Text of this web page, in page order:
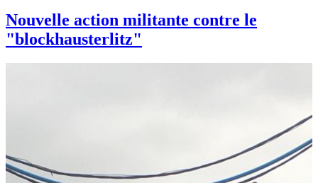
Nouvelle action militante contre le
"blockhausterlitz"